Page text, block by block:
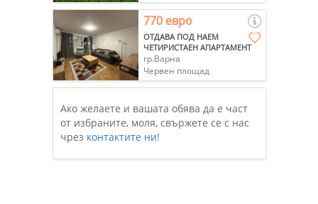
770 евро
ОТДАВА ПОД НАЕМ
ЧЕТИРИСТАЕН АПАРТАМЕНТ
гр.Варна
Червен площад
Ако желаете и вашата обява да е част
от избраните, моля, свържете се с нас
чрез контактите ни!